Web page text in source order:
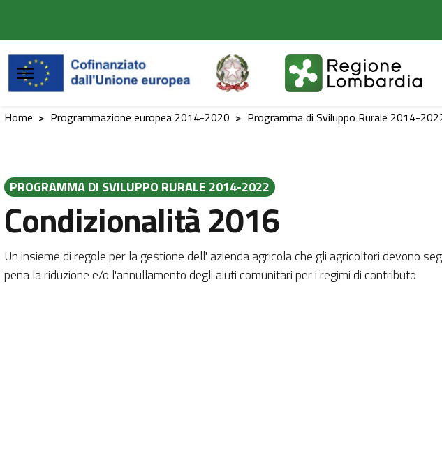
Home > Programmazione europea 2014-2020 > Programma di Sviluppo Rurale 2014-
PROGRAMMA DI SVILUPPO RURALE 2014-2022
Condizionalità 2016
Un insieme di regole per la gestione dell' azienda agricola che gli agricoltori devono
pena la riduzione e/o l'annullamento degli aiuti comunitari per i regimi di contributo